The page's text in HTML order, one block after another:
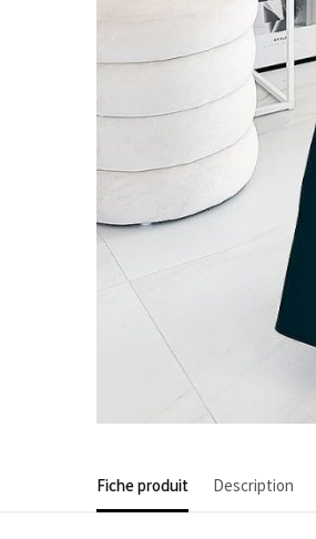
Fiche produit Description